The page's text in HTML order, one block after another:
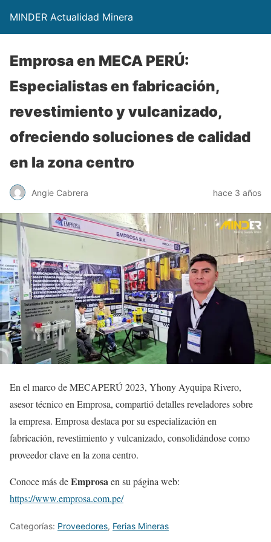
MINDER Actualidad Minera
Emprosa en MECA PERÚ:
Especialistas en fabricación,
revestimiento y vulcanizado,
ofreciendo soluciones de calidad
en la zona centro
Angie Cabrera hace 3 años
En el marco de MECAPERÚ 2023, Yhony Ayquipa Rivero,
asesor técnico en Emprosa, compartió detalles reveladores sobre
la empresa. Emprosa destaca por su especialización en
fabricación, revestimiento y vulcanizado, consolidándose como
proveedor clave en la zona centro.
Conoce más deEmprosaen su página web:
https://www.emprosa.com.pe/
Categorías: Proveedores, Ferias Mineras